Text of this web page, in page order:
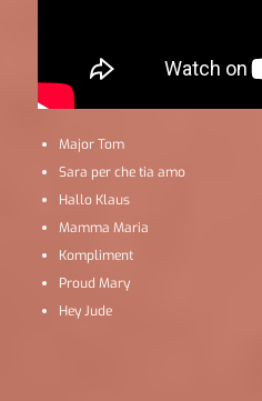
Major Tom
Sara per che tia amo
Hallo Klaus
Mamma Maria
Kompliment
Proud Mary
Hey Jude